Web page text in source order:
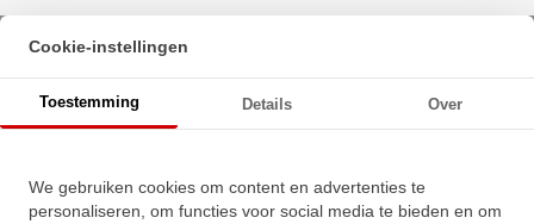
Beginpagina· NSK Kogellager 6003 DDU C3 (17x35x10mm)
Cookie-instellingen
Toestemming Details Over
We gebruiken cookies om content en advertenties te
personaliseren, om functies voor social media te bieden en om
(17x35x10mm)